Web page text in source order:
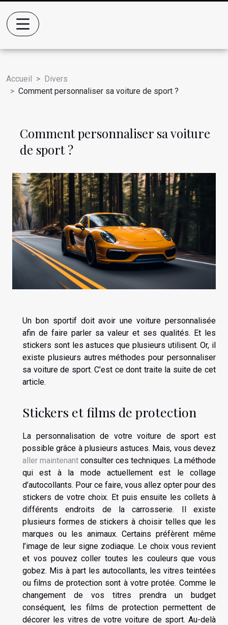
Accueil
Divers
Comment personnaliser sa voiture de sport ?
Comment personnaliser sa voiture
de sport ?
Un bon sportif doit avoir une voiture personnalisée
afin de faire parler sa valeur et ses qualités. Et les
stickers sont les astuces que plusieurs utilisent. Or, il
existe plusieurs autres méthodes pour personnaliser
sa voiture de sport. C’est ce dont traite la suite de cet
article.
Stickers et films de protection
La personnalisation de votre voiture de sport est
possible grâce à plusieurs astuces. Mais, vous devez
aller maintenant consulter ces techniques. La méthode
qui est à la mode actuellement est le collage
d’autocollants. Pour ce faire, vous allez opter pour des
stickers de votre choix. Et puis ensuite les collets à
différents endroits de la carrosserie. Il existe
plusieurs formes de stickers à choisir telles que les
marques ou les animaux. Certains préfèrent même
l’image de leur signe zodiaque. Le choix vous revient
et vos pouvez coller toutes les couleurs que vous
gobez. Mis à part les autocollants, les vitres teintées
ou films de protection sont à votre protée. Comme le
changement de vos titres prendra un budget
conséquent, les films de protection permettent de
décorer les vitres de votre voiture de sport. Au-delà